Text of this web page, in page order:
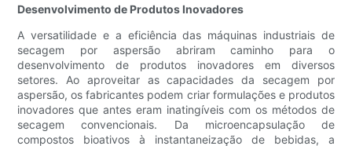
Desenvolvimento de Produtos Inovadores
A versatilidade e a eficiência das máquinas industriais de
secagem por aspersão abriram caminho para o
desenvolvimento de produtos inovadores em diversos
setores. Ao aproveitar as capacidades da secagem por
aspersão, os fabricantes podem criar formulações e produtos
inovadores que antes eram inatingíveis com os métodos de
secagem convencionais. Da microencapsulação de
compostos bioativos à instantaneização de bebidas, a